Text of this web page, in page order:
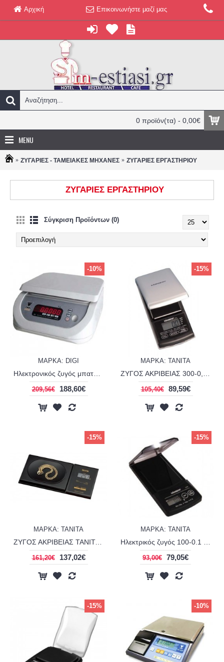
Αρχική Επικοινωνήστε μαζί μας
0 προϊόν(τα) - 0,00€
MENU
ΖΥΓΑΡΙΕΣ - ΤΑΜΕΙΑΚΕΣ ΜΗΧΑΝΕΣ ΖΥΓΑΡΙΕΣ ΕΡΓΑΣΤΗΡΙΟΥ
ΖΥΓΑΡΙΕΣ ΕΡΓΑΣΤΗΡΙΟΥ
Σύγκριση Προϊόντων (0)
-10%
ΜΑΡΚΑ: DIGI
209,56€ 188,60€
-15%
ΜΑΡΚΑ: TANITA
105,40€ 89,59€
-15%
ΜΑΡΚΑ: TANITA
ΖΥΓΟΣ ΑΚΡΙΒΕΙΑΣ TANITA TANGENT- 1479V
161,20€ 137,02€
-15%
ΜΑΡΚΑ: TANITA
93,00€ 79,05€
-15% -10%